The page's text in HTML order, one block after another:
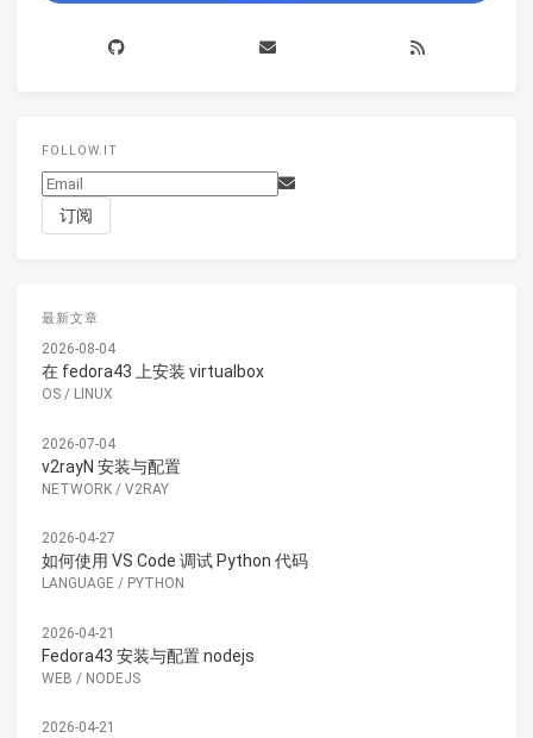
FOLLOW.IT
最新文章
2026-08-04
在 fedora43 上安装 virtualbox
OS / LINUX
2026-07-04
v2rayN 安装与配置
NETWORK / V2RAY
2026-04-27
如何使用 VS Code 调试 Python 代码
LANGUAGE / PYTHON
2026-04-21
Fedora43 安装与配置 nodejs
WEB / NODEJS
2026-04-21